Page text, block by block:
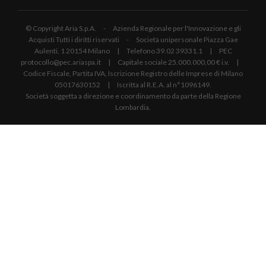
© Copyright Aria S.p.A. - Azienda Regionale per l'Innovazione e gli
Acquisti Tutti i diritti riservati - Società unipersonale Piazza Gae
Aulenti, 1 20154 Milano | Telefono 39.02 39331.1 | PEC
protocollo@pec.ariaspa.it | Capitale sociale 25.000.000,00 € i.v. |
Codice Fiscale, Partita IVA, Iscrizione Registro delle Imprese di Milano
05017630152 | Iscritta al R.E.A. al n°1096149.
Società soggetta a direzione e coordinamento da parte della Regione
Lombardia.